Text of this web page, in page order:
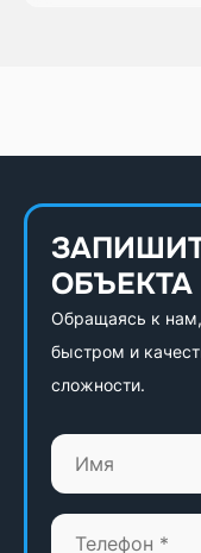
Обращаясь к
быстром и
сложности.